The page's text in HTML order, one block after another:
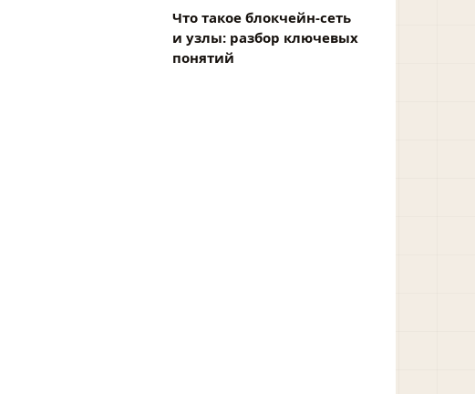
Что такое блокчейн-сеть
и узлы: разбор ключевых
понятий